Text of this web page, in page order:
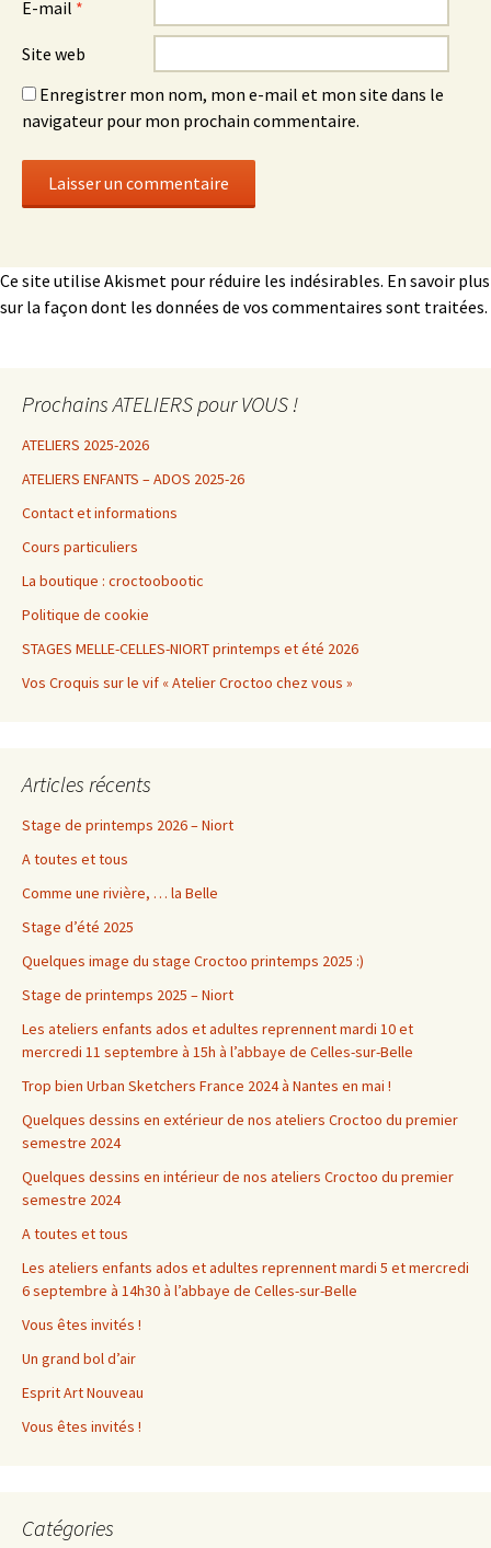
E-mail *
Site web
Enregistrer mon nom, mon e-mail et mon site dans le
navigateur pour mon prochain commentaire.
Ce site utilise Akismet pour réduire les indésirables. En savoir plus
sur la façon dont les données de vos commentaires sont traitées.
Prochains ATELIERS pour VOUS !
ATELIERS 2025-2026
ATELIERS ENFANTS – ADOS 2025-26
Contact et informations
Cours particuliers
La boutique : croctoobootic
Politique de cookie
STAGES MELLE-CELLES-NIORT printemps et été 2026
Vos Croquis sur le vif « Atelier Croctoo chez vous »
Articles récents
Stage de printemps 2026 – Niort
A toutes et tous
Comme une rivière, … la Belle
Stage d’été 2025
Quelques image du stage Croctoo printemps 2025 :)
Stage de printemps 2025 – Niort
Les ateliers enfants ados et adultes reprennent mardi 10 et
mercredi 11 septembre à 15h à l’abbaye de Celles-sur-Belle
Trop bien Urban Sketchers France 2024 à Nantes en mai !
Quelques dessins en extérieur de nos ateliers Croctoo du premier
semestre 2024
Quelques dessins en intérieur de nos ateliers Croctoo du premier
semestre 2024
A toutes et tous
Les ateliers enfants ados et adultes reprennent mardi 5 et mercredi
6 septembre à 14h30 à l’abbaye de Celles-sur-Belle
Vous êtes invités !
Un grand bol d’air
Esprit Art Nouveau
Vous êtes invités !
Catégories